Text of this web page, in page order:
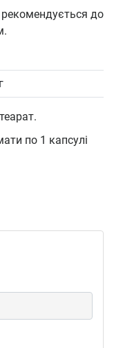
до
по 1 капсулі